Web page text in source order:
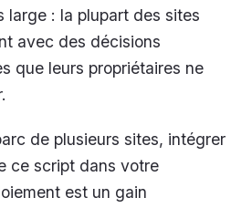
large : la plupart des sites
avec des décisions
que leurs propriétaires ne
de plusieurs sites, intégrer
ce script dans votre
est un gain